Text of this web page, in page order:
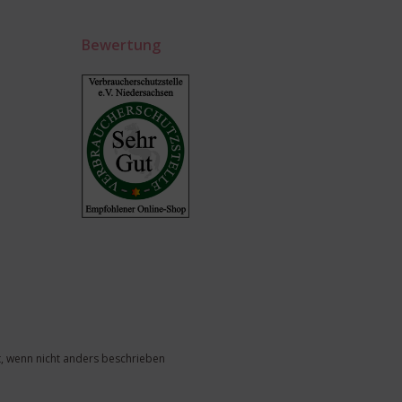
Bewertung
wenn nicht anders beschrieben